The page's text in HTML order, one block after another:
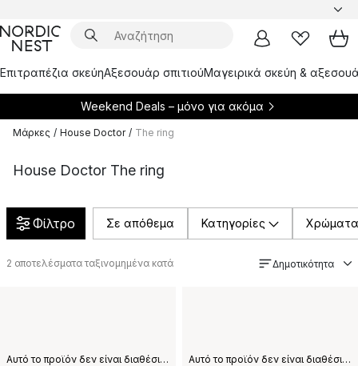
Επιτραπέζια σκεύηΑξεσουάρ σπιτιούΜαγειρικά σκεύη &
Weekend Deals – μόνο για ακόμα
Μάρκες / House Doctor / The ring
House Doctor The ring
Φίλτρο Σε απόθεμα Κατηγορίες Χρώματα
2 αποτελέσματα ταξινομημένα κατά Δημοτικότητα
Αυτό το προϊόν δεν είναι διαθέσιμο στη χώρα παράδοσης που έχετε επιλέξει. Αυτό το προϊόν δεν είναι διαθέσιμο στη χώρα παράδοσης που έχετε επιλέξει.